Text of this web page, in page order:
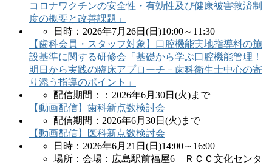
コロナワクチンの安全性・有効性及び健康被害救済制
度の概要と改善課題」
日時：2026年7月26日(日)10:00～11:30
【歯科会員・スタッフ対象】口腔機能実地指導料の施
設基準に関する研修会「基礎から学ぶ口腔機能管理！
明日から実践の臨床アプローチ－歯科衛生士中心の寄
り添う指導のポイント」
配信期間：：2026年6月30日(火)まで
【動画配信】歯科新点数検討会
配信期間：2026年6月30日(火)まで
【動画配信】医科新点数検討会
日時：2026年6月21日(日)14:00～16:00
場所：会場：広島駅前福屋6 ＲＣＣ文化センタ